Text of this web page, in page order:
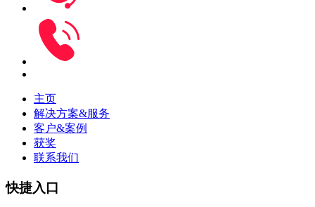
主页
解决方案&服务
客户&案例
获奖
联系我们
快捷入口